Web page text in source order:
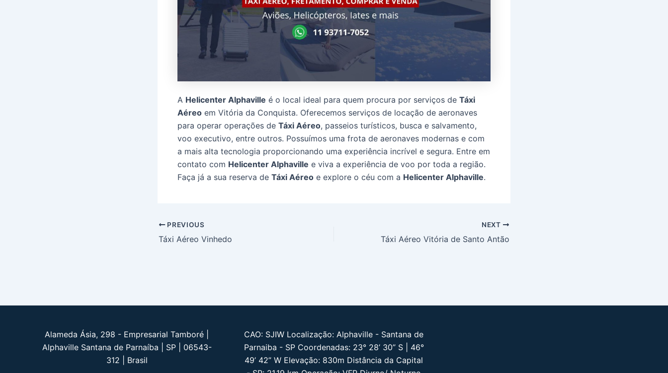
A Helicenter Alphaville é o local ideal para quem procura por serviços de Táxi
Aéreo em Vitória da Conquista. Oferecemos serviços de locação de aeronaves
para operar operações de Táxi Aéreo, passeios turísticos, busca e salvamento,
voo executivo, entre outros. Possuímos uma frota de aeronaves modernas e com
a mais alta tecnologia proporcionando uma experiência incrível e segura. Entre em
contato com Helicenter Alphaville e viva a experiência de voo por toda a região.
Faça já a sua reserva de Táxi Aéreo e explore o céu com a Helicenter Alphaville.
Post
navigation
PREVIOUS
Táxi Aéreo Vinhedo
NEXT
Táxi Aéreo Vitória de Santo Antão
Alameda Ásia, 298 - Empresarial Tamboré |
Alphaville Santana de Parnaíba | SP | 06543-
312 | Brasil
CAO: SJIW Localização: Alphaville - Santana de
Parnaiba - SP Coordenadas: 23° 28’ 30” S | 46°
49’ 42” W Elevação: 830m Distância da Capital